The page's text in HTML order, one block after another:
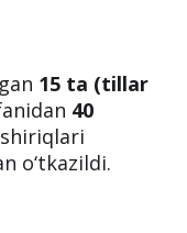
15 ta (tillar
40
o‘tkazildi.